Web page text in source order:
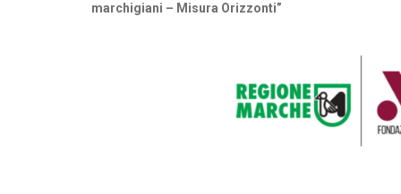
marchigiani – Misura Orizzonti”